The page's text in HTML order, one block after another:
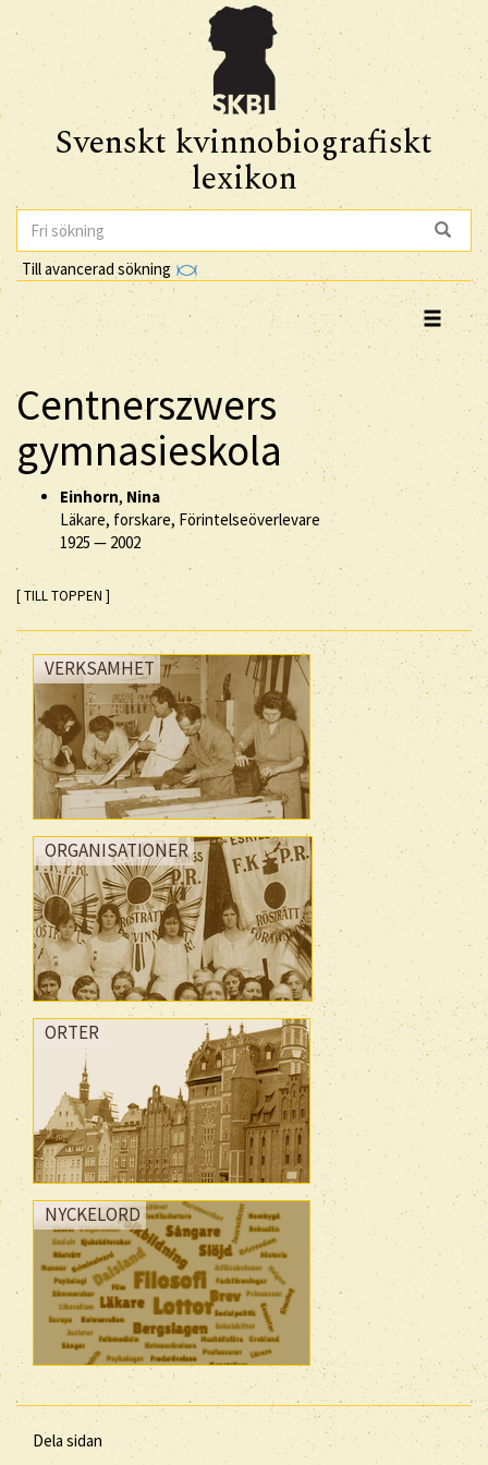
Svenskt kvinnobiografiskt
lexikon
Till avancerad sökning
Centnerszwers
gymnasieskola
Einhorn, Nina
Läkare, forskare, Förintelseöverlevare
1925 — 2002
[ TILL TOPPEN ]
VERKSAMHET
ORGANISATIONER
ORTER
NYCKELORD
Dela sidan